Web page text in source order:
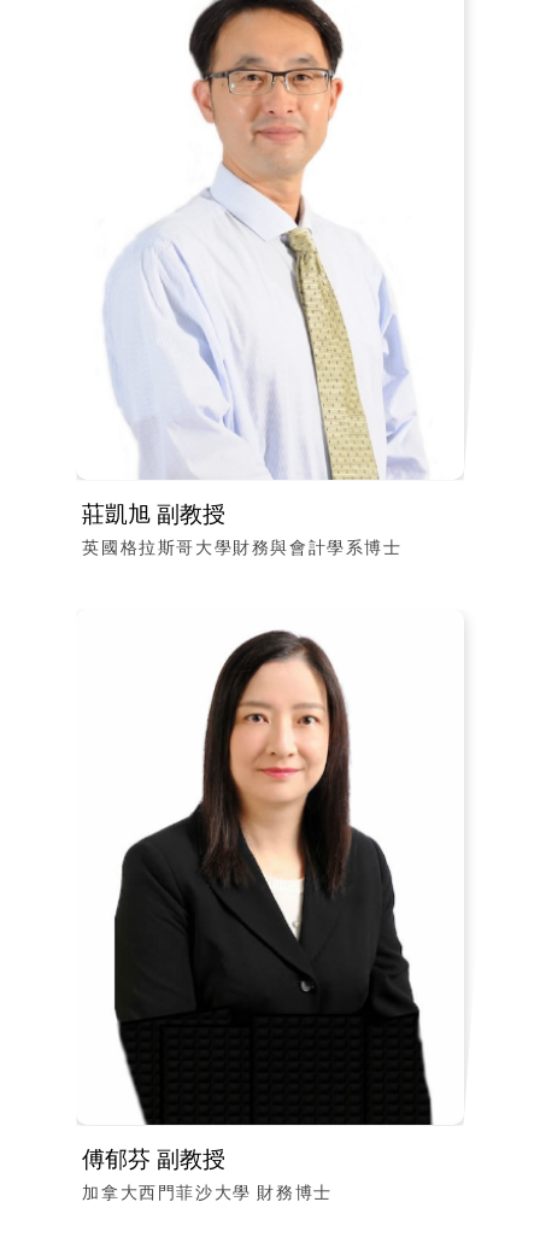
莊凱旭 副教授
英國格拉斯哥大學財務與會計學系博士
傅郁芬 副教授
加拿大西門菲沙大學 財務博士